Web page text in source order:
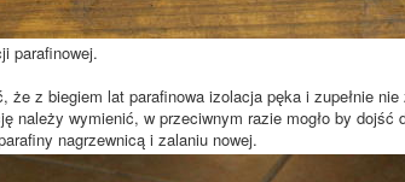
parafinowej.
z biegiem lat parafinowa izolacja pęka i zupełnie nie
należy wymienić, w przeciwnym razie mogło by
nagrzewnicą i zalaniu nowej.